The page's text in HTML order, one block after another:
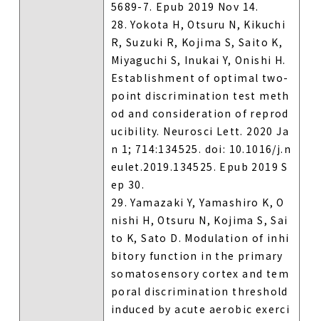
5689-7. Epub 2019 Nov 14.
28. Yokota H, Otsuru N, Kikuchi
R, Suzuki R, Kojima S, Saito K,
Miyaguchi S, Inukai Y, Onishi H.
Establishment of optimal two-
point discrimination test meth
od and consideration of reprod
ucibility. Neurosci Lett. 2020 Ja
n 1; 714:134525. doi: 10.1016/j.n
eulet.2019.134525. Epub 2019 S
ep 30.
29. Yamazaki Y, Yamashiro K, O
nishi H, Otsuru N, Kojima S, Sai
to K, Sato D. Modulation of inhi
bitory function in the primary
somatosensory cortex and tem
poral discrimination threshold
induced by acute aerobic exerci